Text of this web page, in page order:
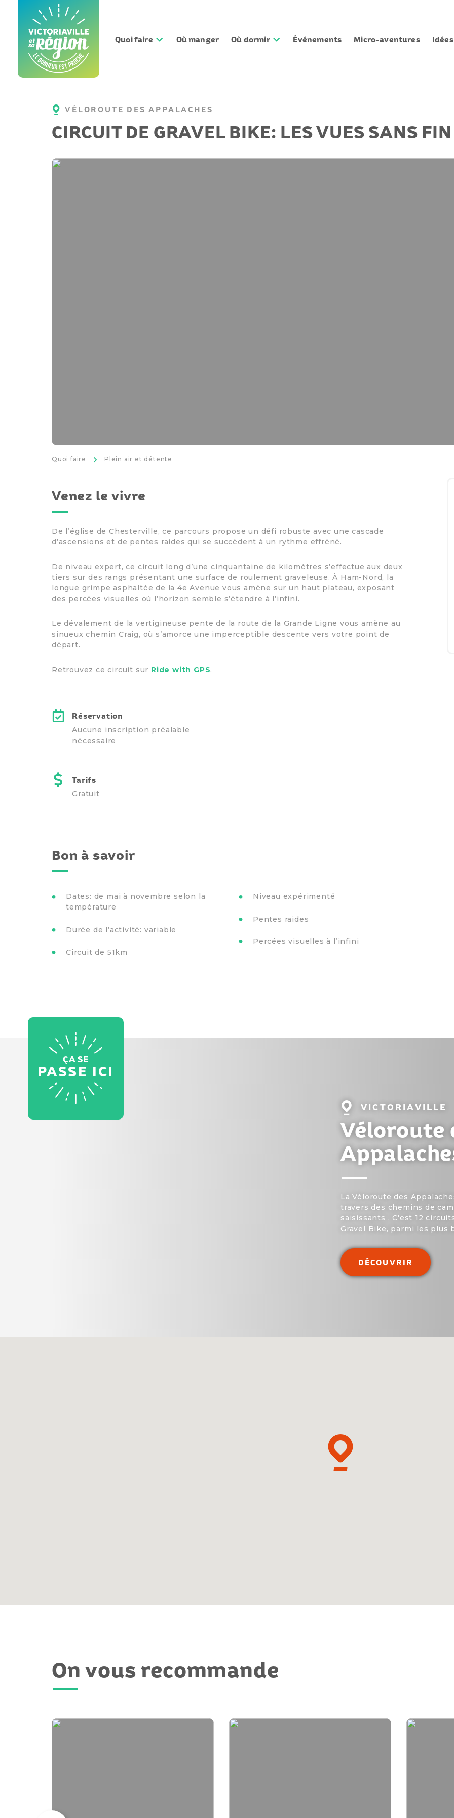
contenu
Quoi faire Où manger Où dormir Événements Micro-aventures
VÉLOROUTE DES APPALACHES
CIRCUIT DE GRAVEL BIKE: LES VUES SANS FIN
Quoi faire >
Plein air et détente
Venez le vivre
De l’église de Chesterville, ce parcours propose un défi robuste avec une cascade
d’ascensions et de pentes raides qui se succèdent à un rythme effréné.
De niveau expert, ce circuit long d’une cinquantaine de kilomètres s’effectue aux deux
tiers sur des rangs présentant une surface de roulement graveleuse. À Ham-Nord, la
longue grimpe asphaltée de la 4e Avenue vous amène sur un haut plateau, exposant
des percées visuelles où l’horizon semble s’étendre à l’infini.
Le dévalement de la vertigineuse pente de la route de la Grande Ligne vous amène au
sinueux chemin Craig, où s’amorce une imperceptible descente vers votre point de
départ.
Retrouvez ce circuit sur Ride with GPS.
Réservation
Aucune inscription préalable
nécessaire
Tarifs
Gratuit
Bon à savoir
Dates: de mai à novembre selon la
température
Durée de l’activité: variable
Circuit de 51km
Niveau expérimenté
Pentes raides
Percées visuelles à l’infini
ÇA SE
PASSE ICI
Localité
:
VICTORIAVILLE
Véloroute
La Véloroute des
travers des chemins de
saisissants . C'est 12
Gravel Bike, parmi les plus
DÉCOUVRIR
On vous recommande